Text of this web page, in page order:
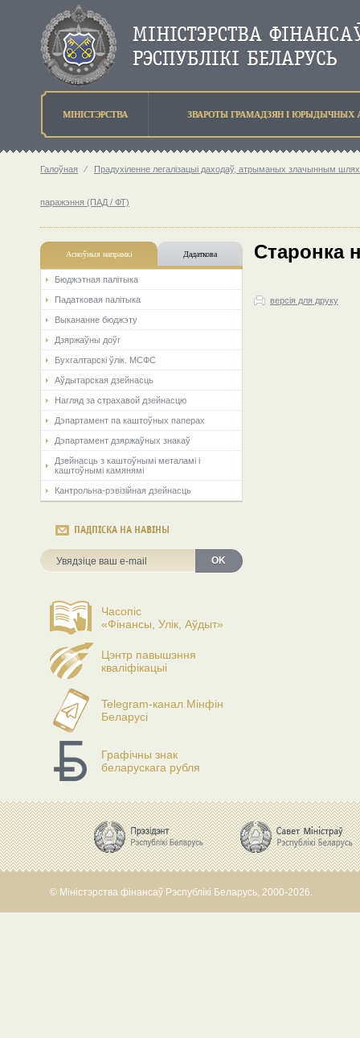
МIНIСТЭРСТВА ЗВАРОТЫ ГРАМАДЗЯН I ЮРЫДЫЧНЫХ
Галоўная ⁄ Прадухіленне легалізацыі даходаў, атрыманых злачынным
паражэння (ПАД / ФТ)
Асноўныя напрамкi Дадаткова
Бюджэтная палiтыка
Падатковая палітыка
Выкананне бюджэту
Дзяржаўны доўг
Бухгалтарскі ўлік. МСФС
Аўдытарская дзейнасць
Нагляд за страхавой дзейнасцю
Дэпартамент па каштоўных паперах
Дэпартамент дзяржаўных знакаў
Дзейнасць з каштоўнымі металамі і
каштоўнымі камянямі
Кантрольна-рэвізійная дзейнасць
ПАДПІСКА НА НАВІНЫ
OK
Часопіс
«Фінансы, Улік, Аўдыт»
Цэнтр павышэння
кваліфікацыі
Telegram-канал Мінфін
Беларусі
Графічны знак
беларускага рубля
Старонка
версія для друку
© Міністэрства фінансаў Рэспублікі Беларусь, 2000-2026.